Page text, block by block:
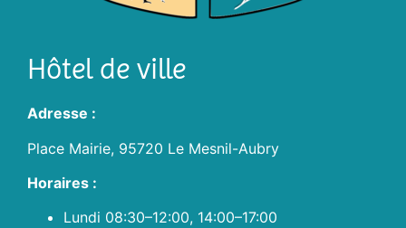
Hôtel de ville
Adresse :
Place Mairie, 95720 Le Mesnil-Aubry
Horaires :
Lundi 08:30–12:00, 14:00–17:00